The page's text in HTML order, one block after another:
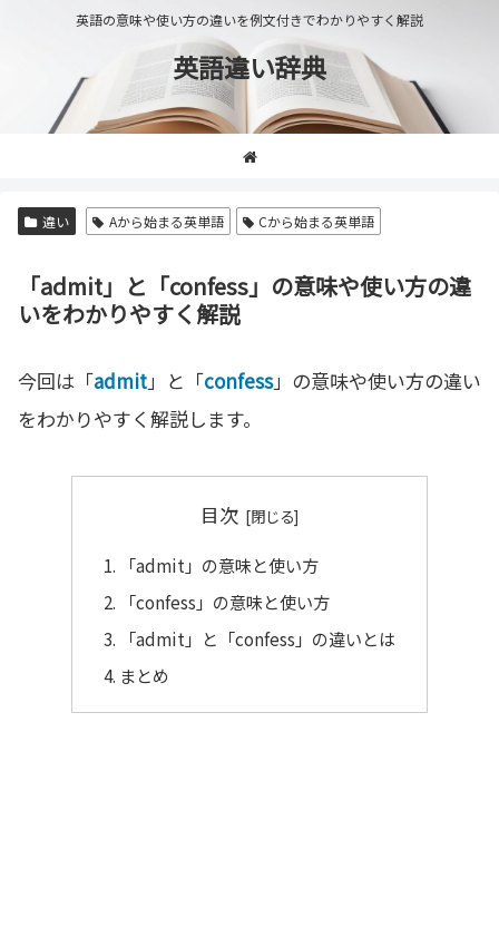
英語の意味や使い方の違いを例文付きでわかりやすく解説
英語違い辞典
違い Aから始まる英単語 Cから始まる英単語
「admit」と「confess」の意味や使い方の違
いをわかりやすく解説
今回は「admit」と「confess」の意味や使い方の違い
をわかりやすく解説します。
目次
「admit」の意味と使い方
「confess」の意味と使い方
「admit」と「confess」の違いとは
まとめ